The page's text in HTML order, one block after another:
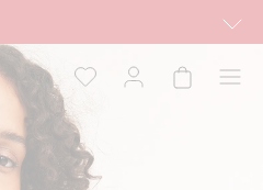
włączonych w ofertę, również z
i Newbie oraz na kappahl.com. Ofert